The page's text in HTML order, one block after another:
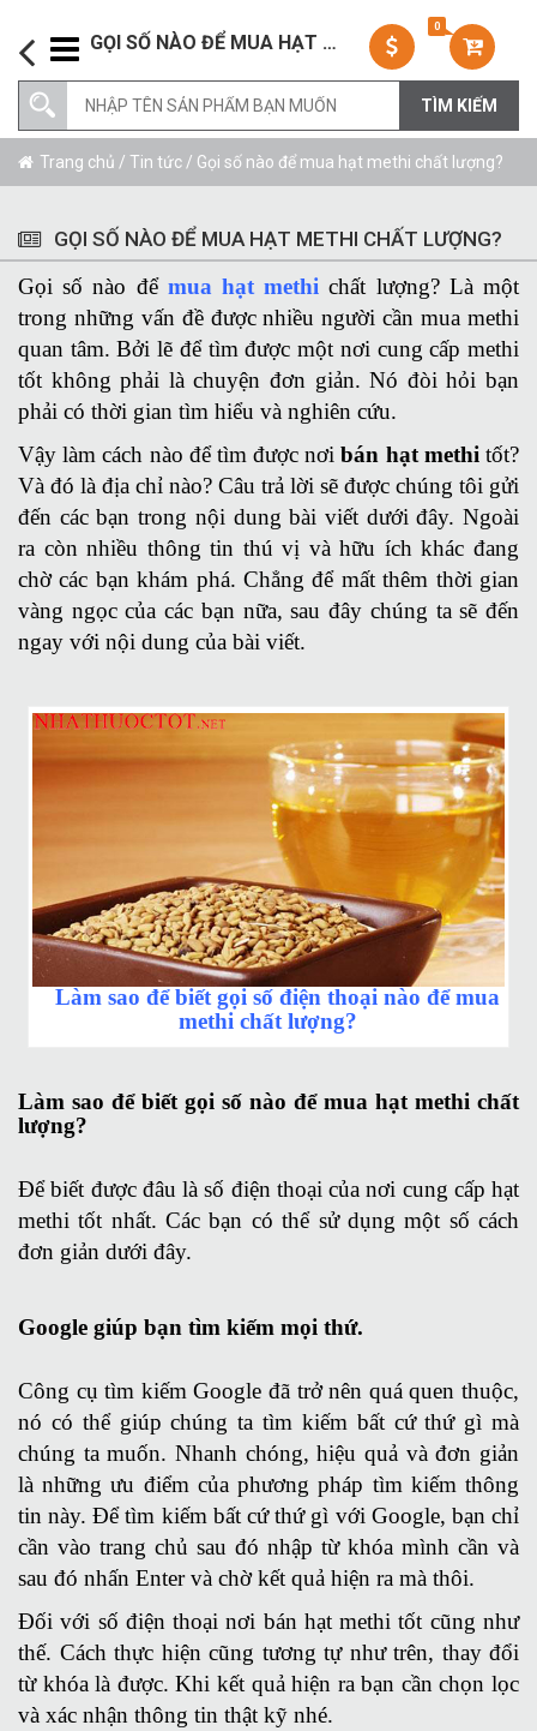
GỌI SỐ NÀO ĐỂ MUA HẠT METHI CHẤT LƯỢNG?
0
Trang chủ / Tin tức / Gọi số nào để mua hạt methi chất lượng?
GỌI SỐ NÀO ĐỂ MUA HẠT METHI CHẤT LƯỢNG?
Gọi số nào để mua hạt methi chất lượng? Là một
trong những vấn đề được nhiều người cần mua methi
quan tâm. Bởi lẽ để tìm được một nơi cung cấp methi
tốt không phải là chuyện đơn giản. Nó đòi hỏi bạn
phải có thời gian tìm hiểu và nghiên cứu.
Vậy làm cách nào để tìm được nơibán hạt methi tốt?
Và đó là địa chỉ nào? Câu trả lời sẽ được chúng tôi gửi
đến các bạn trong nội dung bài viết dưới đây. Ngoài
ra còn nhiều thông tin thú vị và hữu ích khác đang
chờ các bạn khám phá. Chẳng để mất thêm thời gian
vàng ngọc của các bạn nữa, sau đây chúng ta sẽ đến
ngay với nội dung của bài viết.
Làm sao để biết gọi số điện thoại nào để mua
methi chất lượng?
Làm sao để biết gọi số nào để mua hạt methi chất
lượng?
Để biết được đâu là số điện thoại của nơi cung cấp hạt
methi tốt nhất. Các bạn có thể sử dụng một số cách
đơn giản dưới đây.
Google giúp bạn tìm kiếm mọi thứ.
Công cụ tìm kiếm Google đã trở nên quá quen thuộc,
nó có thể giúp chúng ta tìm kiếm bất cứ thứ gì mà
chúng ta muốn. Nhanh chóng, hiệu quả và đơn giản
là những ưu điểm của phương pháp tìm kiếm thông
tin này. Để tìm kiếm bất cứ thứ gì với Google, bạn chỉ
cần vào trang chủ sau đó nhập từ khóa mình cần và
sau đó nhấn Enter và chờ kết quả hiện ra mà thôi.
Đối với số điện thoại nơi bán hạt methi tốt cũng như
thế. Cách thực hiện cũng tương tự như trên, thay đổi
từ khóa là được. Khi kết quả hiện ra bạn cần chọn lọc
và xác nhận thông tin thật kỹ nhé.